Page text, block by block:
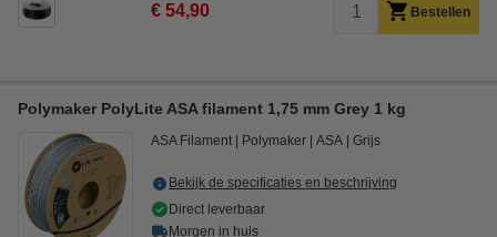
€ 54,90 Bestellen
Polymaker PolyLite ASA filament 1,75 mm Grey 1 kg
ASA Filament Polymaker ASA Grijs
Bekijk de specificaties en beschrijving
Direct leverbaar
Morgen in huis